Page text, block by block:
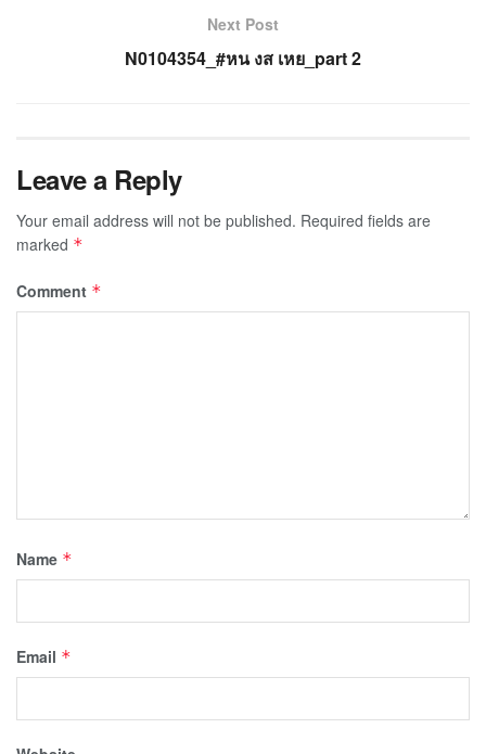
Next Post
N0104354_#หน งส เหย_part 2
Leave a Reply
Your email address will not be published. Required fields are
marked *
Comment *
Name *
Email *